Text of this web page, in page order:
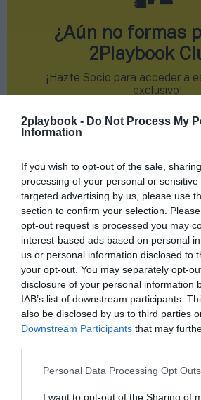
2playbook - Do Not Process My
Information
If you wish to opt-out of the sale,
processing of your personal or
targeted advertising by us, please use
section to confirm your selection.
opt-out request is processed you may
interest-based ads based on personal
us or personal information disclosed to
your opt-out. You may separately opt-
disclosure of your personal information
IAB’s list of downstream participants.
also be disclosed by us to third parties
Downstream Participants that may
Personal Data Processing Opt Outs
I want to opt-out of the Sharing of
Índex2P
Real Madrid
LaLiga
¿Aún no formas
2Playbook
¡Hazte Socio para acceder a
exclusivo!
¡Suscríbete!
Compartir